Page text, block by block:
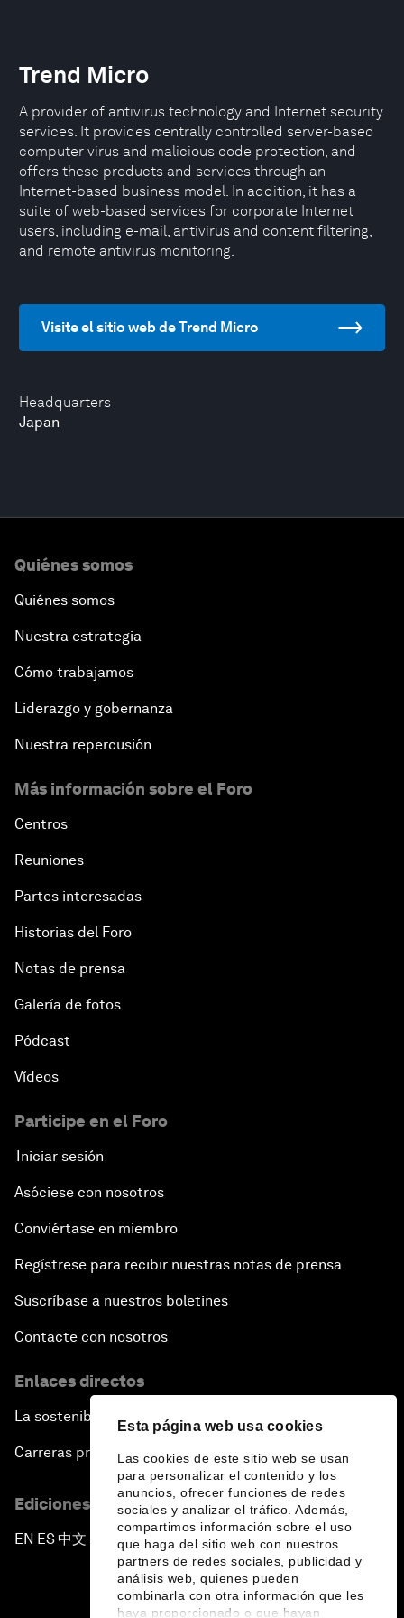
Esta página web usa cookies
Las cookies de este sitio web se usan
para personalizar el contenido y los
anuncios, ofrecer funciones de redes
sociales y analizar el tráfico. Además,
compartimos información sobre el uso
que haga del sitio web con nuestros
partners de redes sociales, publicidad y
análisis web, quienes pueden
combinarla con otra información que les
haya proporcionado o que hayan
Headquarters
Japan
Trend Micro
A provider of antivirus technology and Internet security
services. It provides centrally controlled server-based
computer virus and malicious code protection, and
offers these products and services through an
Internet-based business model. In addition, it has a
suite of web-based services for corporate Internet
users, including e-mail, antivirus and content filtering,
and remote antivirus monitoring.
Visite el sitio web de Trend Micro
Quiénes somos
Quiénes somos
Nuestra estrategia
Cómo trabajamos
Liderazgo y gobernanza
Nuestra repercusión
Más información sobre el Foro
Centros
Reuniones
Partes interesadas
Historias del Foro
Notas de prensa
Galería de fotos
Pódcast
Vídeos
Participe en el Foro
Iniciar sesión
Asóciese con nosotros
Conviértase en miembro
Regístrese para recibir nuestras notas de prensa
Suscríbase a nuestros boletines
Contacte con nosotros
Enlaces directos
La sostenibilidad en el Foro
Carreras profesionales
Ediciones en otros idiomas
EN ▪ES▪中文▪ 日本語